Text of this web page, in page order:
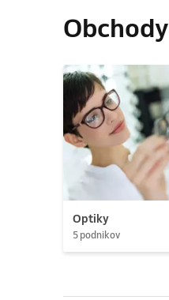
Obchody
Optiky
5 podnikov